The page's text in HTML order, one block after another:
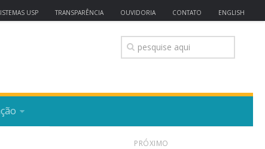
USP TRANSPARÊNCIA OUVIDORIA CONTATO ENGLISH
PRÓXIMO